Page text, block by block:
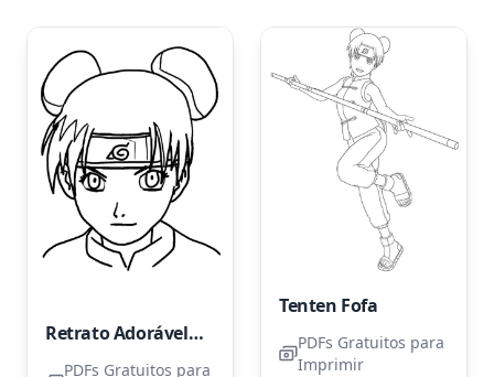
Retrato Adorável de Tenten
PDFs Gratuitos para
Tenten Fofa
PDFs Gratuitos para
Imprimir